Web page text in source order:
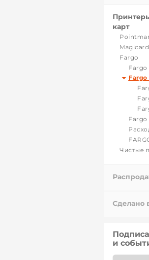
карт
Magicard
Fargo
Fargo
Fargo
Чистые
Сделано
и